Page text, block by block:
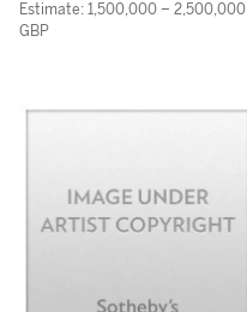
Estimate: 1,500,000 – 2,500,000
GBP